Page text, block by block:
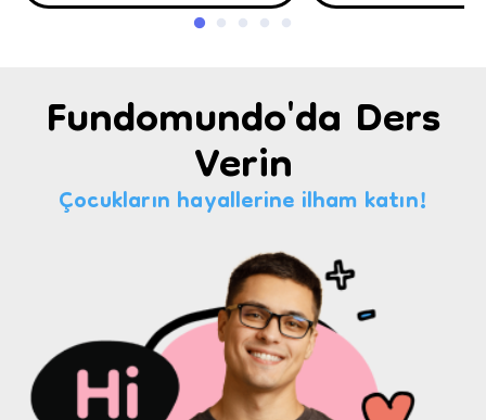
Fundomundo'da Ders
Verin
Çocukların hayallerine ilham katın!